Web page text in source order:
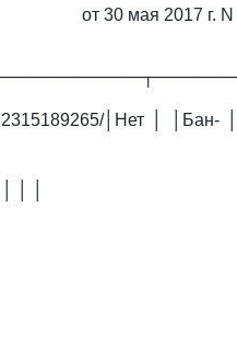
от 30 мая 2017 г.
│Нет │ │Бан-
│ │